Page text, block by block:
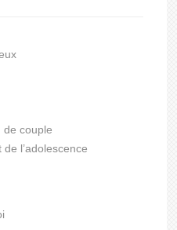
de couple
l’adolescence